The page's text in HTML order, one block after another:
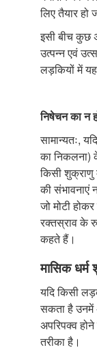
लिए तैयार हो
इसी बीच कुछ
उत्पन्न एवं
लड़कियों में
निषेचन का न
सामान्यतः,
का निकलना)
किसी
की संभावनाएं
जो मोटी
रक्तस्राव के
कहते हैं।
मासिक
यदि किसी
सकता है उनमें
अपरिपक्व
तरीका है।